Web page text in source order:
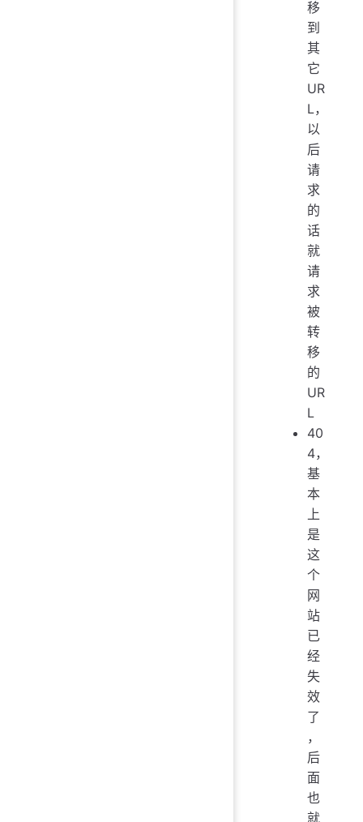
移
到
其
它
UR
L，
以
后
请
求
的
话
就
请
求
被
转
移
的
UR
L
40
4，
基
本
上
是
这
个
网
站
已
经
失
效
了
，
后
面
也
就